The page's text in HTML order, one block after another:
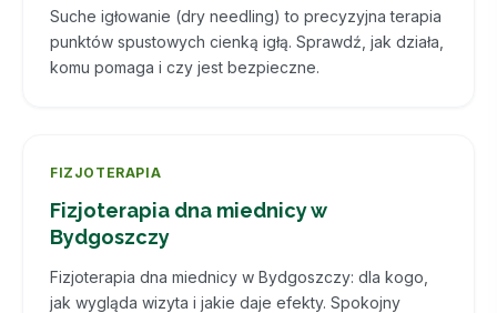
Suche igłowanie (dry needling) to precyzyjna terapia
punktów spustowych cienką igłą. Sprawdź, jak działa,
komu pomaga i czy jest bezpieczne.
FIZJOTERAPIA
Fizjoterapia dna miednicy w
Bydgoszczy
Fizjoterapia dna miednicy w Bydgoszczy: dla kogo,
jak wygląda wizyta i jakie daje efekty. Spokojny